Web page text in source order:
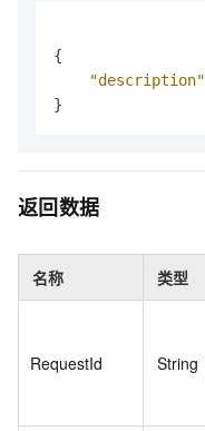
{
"description"
}
返回数据
名称 类型
RequestId String